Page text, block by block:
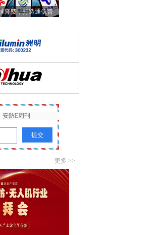
降费，打造通信普
防E周刊
更多 >>